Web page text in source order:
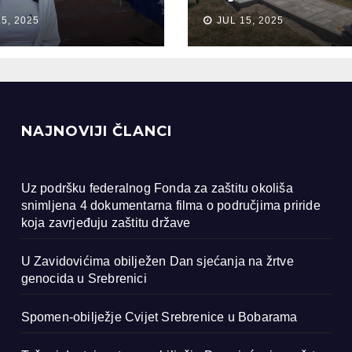
na žrtve
u
2025
Bobarama
JUL 15, 2025
NAJNOVIJI ČLANCI
Uz podršku federalnog Fonda za zaštitu okoliša
snimljena 4 dokumentarna filma o područjima priride
koja zavrjeđuju zaštitu države
U Zavidovićima obilježen Dan sjećanja na žrtve
genocida u Srebrenici
Spomen-obilježje Cvijet Srebrenice u Bobarama